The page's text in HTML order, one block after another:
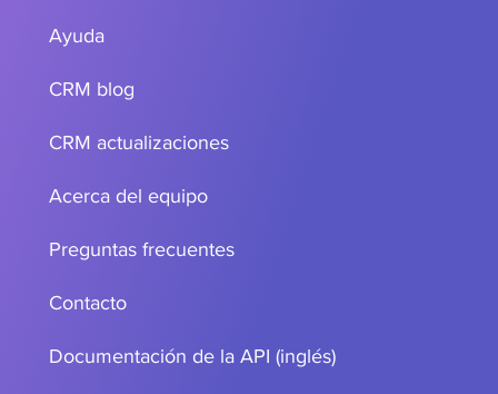
Ayuda
CRM blog
CRM actualizaciones
Acerca del equipo
Preguntas frecuentes
Contacto
Documentación de la API (inglés)